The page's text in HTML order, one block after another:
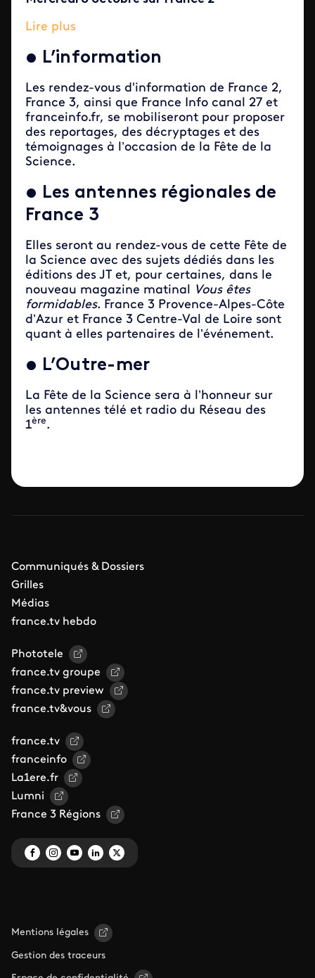
Lire plus
• L’information
Les rendez-vous d'information de France 2,
France 3, ainsi que France Info canal 27 et
franceinfo.fr, se mobiliseront pour proposer
des reportages, des décryptages et des
témoignages à l’occasion de la Fête de la
Science.
• Les antennes régionales de
France 3
Elles seront au rendez-vous de cette Fête de
la Science avec des sujets dédiés dans les
éditions des JT et, pour certaines, dans le
nouveau magazine matinal Vous êtes
formidables. France 3 Provence-Alpes-Côte
d’Azur et France 3 Centre-Val de Loire sont
quant à elles partenaires de l’événement.
• L’Outre-mer
La Fête de la Science sera à l’honneur sur
les antennes télé et radio du Réseau des
1ère.
Communiqués & Dossiers
Grilles
Médias
france.tv hebdo
Phototele
france.tv groupe
france.tv preview
france.tv&vous
france.tv
franceinfo
La1ere.fr
Lumni
France 3 Régions
Mentions légales
Gestion des traceurs